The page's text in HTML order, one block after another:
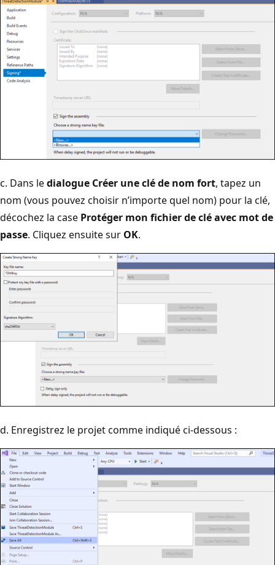
c. Dans ledialogue Créer une clé de nom fort, tapez un
nom (vous pouvez choisir n’importe quel nom) pour la clé,
décochez la case Protéger mon fichier de clé avec mot de
passe. Cliquez ensuite sur OK.
d. Enregistrez le projet comme indiqué ci-dessous :